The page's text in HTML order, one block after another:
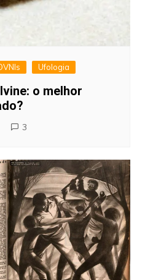
Ufologia
o melhor
3